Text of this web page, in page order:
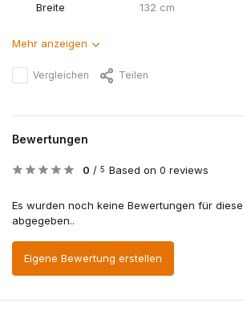
Breite 132 cm
Mehr anzeigen
Vergleichen Teilen
Bewertungen
0 / 5 Based on 0 reviews
Es wurden noch keine Bewertungen für
abgegeben..
Eigene Bewertung erstellen